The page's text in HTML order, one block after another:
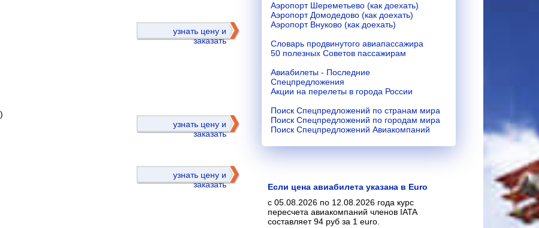
узнать цену и
заказать
узнать цену и
заказать
узнать цену и
заказать
Аэропорт Шереметьево (как доехать)
Аэропорт Домодедово (как доехать)
Аэропорт Внуково (как доехать)
Словарь продвинутого авиапассажира
50 полезных Советов пассажирам
Авиабилеты - Последние
Спецпредложения
Акции на перелеты в города России
Поиск Спецпредложений по странам мира
Поиск Спецпредложений по городам мира
Поиск Спецпредложений Авиакомпаний
Если цена авиабилета указана в Euro
с 05.08.2026 по 12.08.2026 года курс
пересчета авиакомпаний членов IATA
составляет 94 руб за 1 euro.